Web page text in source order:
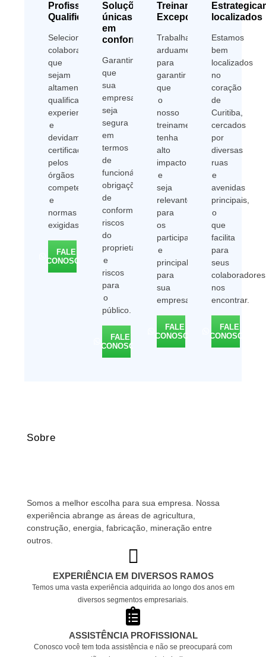
Profissionais
Qualificados
Selecionamos
colaboradores
que
sejam
altamente
qualificados,
experientes
e
devidamente
certificados
pelos
órgãos
competentes
e
normas
exigidas.
FALE
CONOSCO
Soluções
únicas
em
conformidades
Garantimos
que
sua
empresa
seja
segura
em
termos
de
funcionários,
obrigações
de
conformidade,
riscos
do
proprietário
e
riscos
para
o
público.
FALE
CONOSCO
Treinamentos
Excepcionais
Trabalhamos
arduamente
para
garantir
que
o
nosso
treinamento
tenha
alto
impacto
e
seja
relevante
para
os
participantes
e
principalmente
para
sua
empresa.
FALE
CONOSCO
localizados
Estamos
bem
localizados
no
coração
de
Curitiba,
cercados
por
diversas
ruas
e
avenidas
principais,
o
que
facilita
para
seus
colaboradores
nos
encontrar.
FALE
CONOSCO
Sobre
Somos a melhor escolha para sua empresa. Nossa
experiência abrange as áreas de agricultura,
construção, energia, fabricação, mineração entre
outros.
EXPERIÊNCIA EM DIVERSOS RAMOS
Temos uma vasta experiência adquirida ao longo dos anos em
diversos segmentos empresariais.
ASSISTÊNCIA PROFISSIONAL
Conosco você tem toda assistência e não se preocupará com